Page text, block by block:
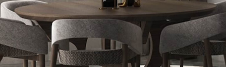
Yuvarlak Kaplama Yemek Masası